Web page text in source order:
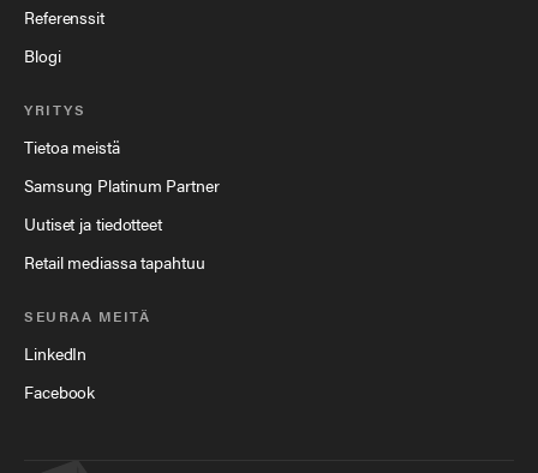
Referenssit
Blogi
YRITYS
Tietoa meistä
Samsung Platinum Partner
Uutiset ja tiedotteet
Retail mediassa tapahtuu
SEURAA MEITÄ
LinkedIn
Facebook